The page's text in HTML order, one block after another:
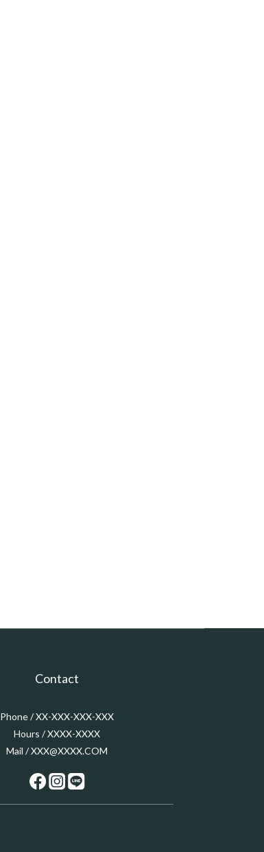
Contact
Phone / XX-XXX-XXX-XXX
Hours / XXXX-XXXX
Mail / XXX@XXXX.COM